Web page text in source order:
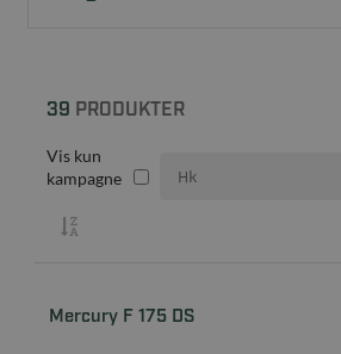
39 PRODUKTER
Vis kun
kampagne
Mercury F 175 DS